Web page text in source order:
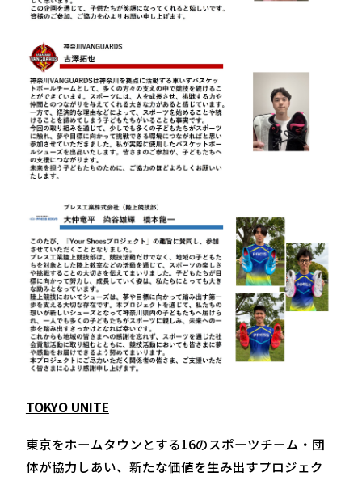
TOKYO UNITE
東京をホームタウンとする16のスポーツチーム‧団
体が協力しあい、新たな価値を生み出すプロジェク